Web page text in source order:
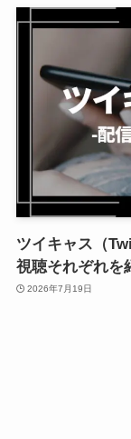
ツイキャス（
視聴それぞれを
2026年7月19日